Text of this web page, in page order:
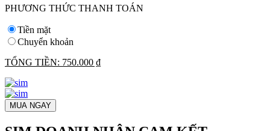
PHƯƠNG THỨC THANH TOÁN
Tiền mặt
Chuyển khoản
TỔNG TIỀN: 750.000 ₫
MUA NGAY